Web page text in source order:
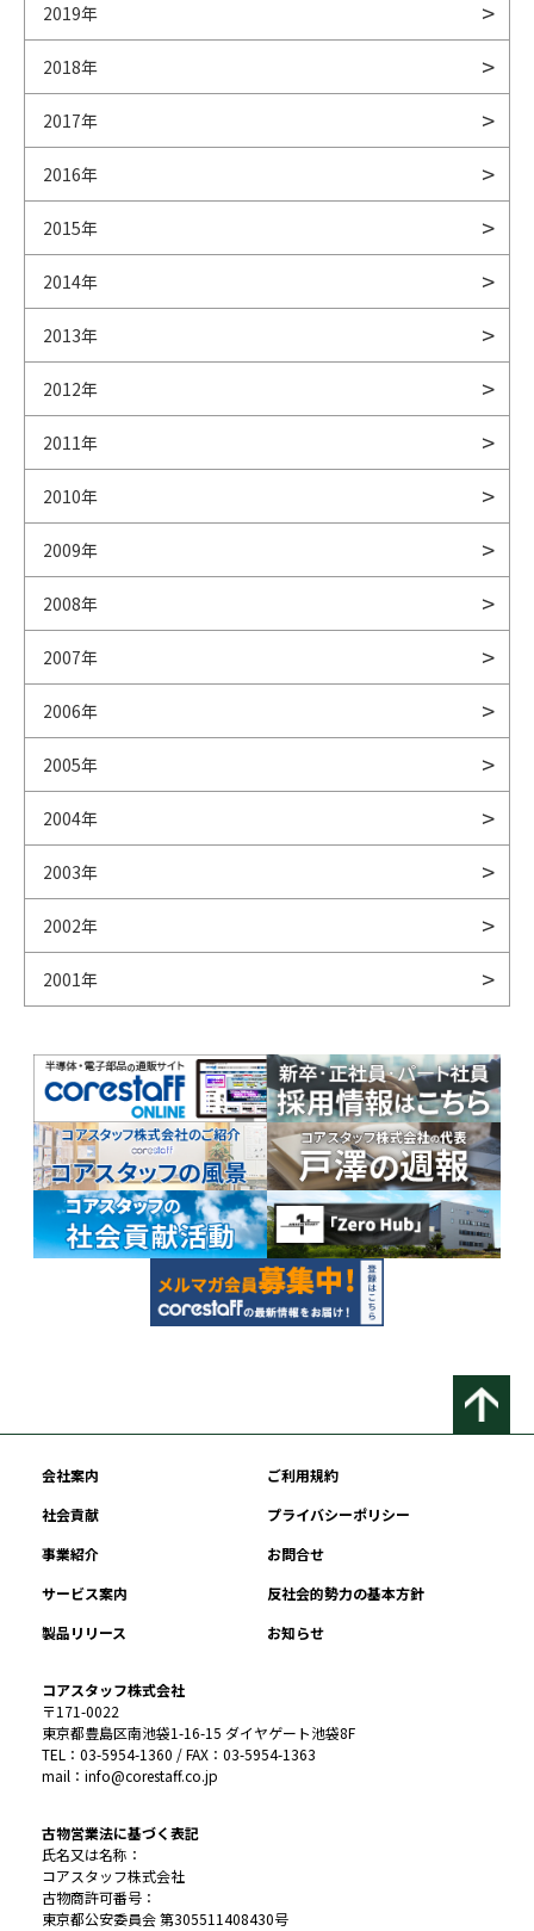
2019年
2018年
2017年
2016年
2015年
2014年
2013年
2012年
2011年
2010年
2009年
2008年
2007年
2006年
2005年
2004年
2003年
2002年
2001年
会社案内
ご利用規約
社会貢献
プライバシーポリシー
事業紹介
お問合せ
サービス案内
反社会的勢力の基本方針
製品リリース
お知らせ
コアスタッフ株式会社
〒171-0022
東京都豊島区南池袋1-16-15 ダイヤゲート池袋8F
TEL：03-5954-1360 / FAX：03-5954-1363
mail：info@corestaff.co.jp
古物営業法に基づく表記
氏名又は名称：
コアスタッフ株式会社
古物商許可番号：
東京都公安委員会 第305511408430号